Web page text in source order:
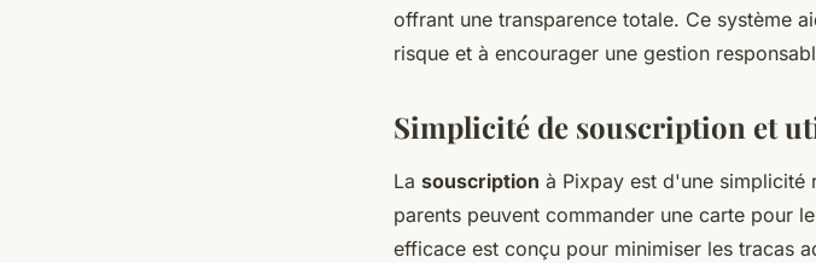
offrant une transparence totale. Ce système
risque et à encourager une gestion
Simplicité de souscription et
La souscription à Pixpay est d'une simplicité
parents peuvent commander une carte pour
efficace est conçu pour minimiser les tracas